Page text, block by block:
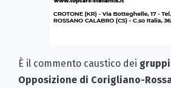
È il commento caustico dei
Opposizione di Corigliano-